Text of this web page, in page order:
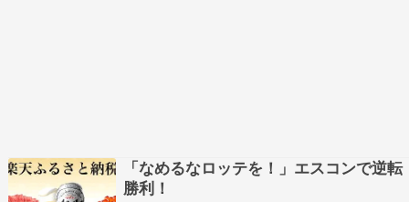
「なめるなロッテを！」エスコンで逆転
勝利！